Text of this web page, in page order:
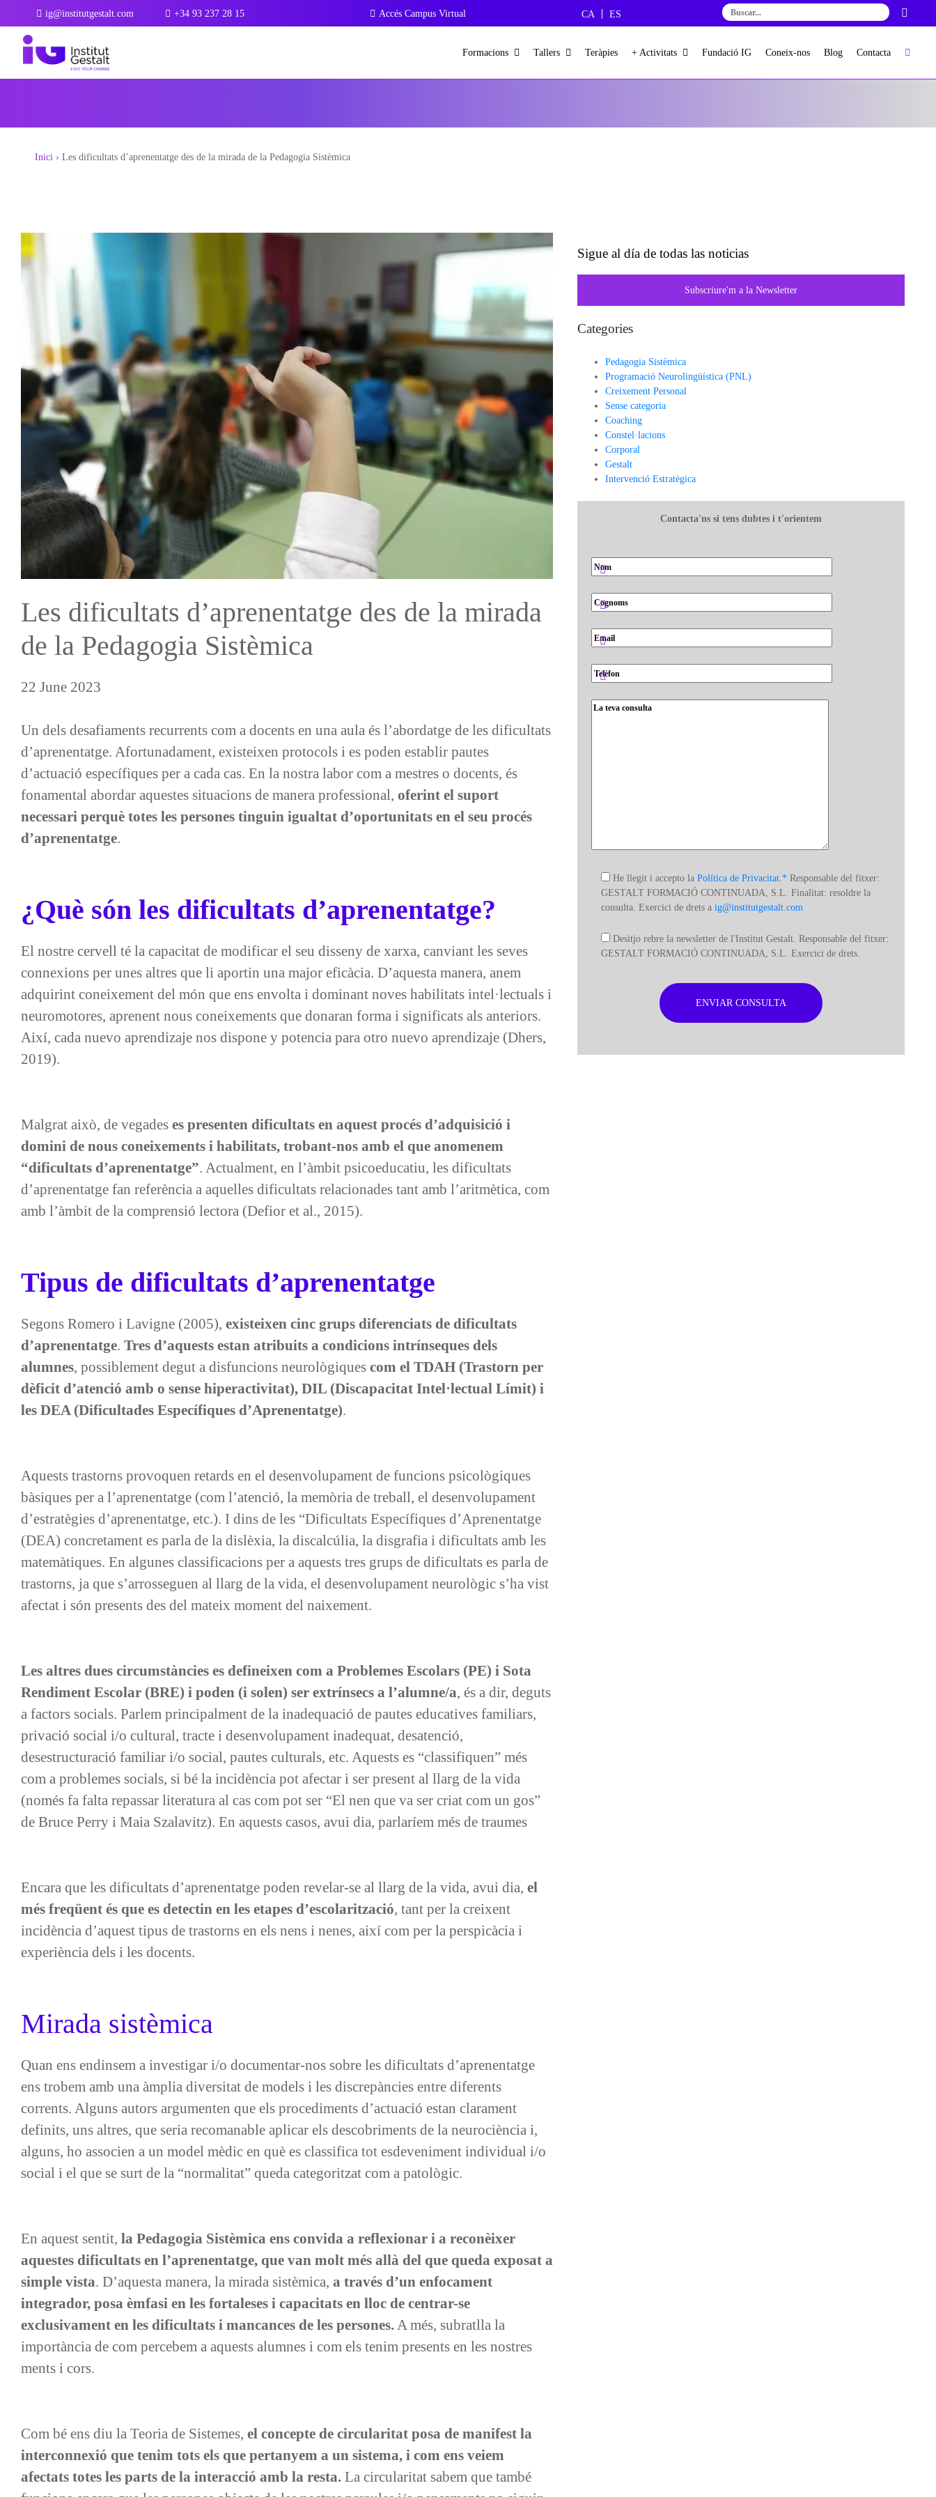
to
content
ig@institutgestalt.com +34 93 237 28 15 Accés Campus Virtual CA ES
Formacions Tallers Teràpies + Activitats Fundació IG Coneix-nos Blog Contacta
Blog
Inici › Les dificultats d’aprenentatge des de la mirada de la Pedagogia Sistèmica
Les dificultats d’aprenentatge des de la mirada
de la Pedagogia Sistèmica
22 June 2023
Un dels desafiaments recurrents com a docents en una aula és l’abordatge de les dificultats
d’aprenentatge. Afortunadament, existeixen protocols i es poden establir pautes
d’actuació específiques per a cada cas. En la nostra labor com a mestres o docents, és
fonamental abordar aquestes situacions de manera professional, oferint el suport
necessari perquè totes les persones tinguin igualtat d’oportunitats en el seu procés
d’aprenentatge.
¿Què són les dificultats d’aprenentatge?
El nostre cervell té la capacitat de modificar el seu disseny de xarxa, canviant les seves
connexions per unes altres que li aportin una major eficàcia. D’aquesta manera, anem
adquirint coneixement del món que ens envolta i dominant noves habilitats intel·lectuals i
neuromotores, aprenent nous coneixements que donaran forma i significats als anteriors.
Així, cada nuevo aprendizaje nos dispone y potencia para otro nuevo aprendizaje (Dhers,
2019).
Malgrat això, de vegades es presenten dificultats en aquest procés d’adquisició i
domini de nous coneixements i habilitats, trobant-nos amb el que anomenem
“dificultats d’aprenentatge”. Actualment, en l’àmbit psicoeducatiu, les dificultats
d’aprenentatge fan referència a aquelles dificultats relacionades tant amb l’aritmètica, com
amb l’àmbit de la comprensió lectora (Defior et al., 2015).
Tipus de dificultats d’aprenentatge
Segons Romero i Lavigne (2005), existeixen cinc grups diferenciats de dificultats
d’aprenentatge. Tres d’aquests estan atribuits a condicions intrínseques dels
alumnes, possiblement degut a disfuncions neurològiques com el TDAH (Trastorn per
dèficit d’atenció amb o sense hiperactivitat), DIL (Discapacitat Intel·lectual Límit) i
les DEA (Dificultades Específiques d’Aprenentatge).
Aquests trastorns provoquen retards en el desenvolupament de funcions psicològiques
bàsiques per a l’aprenentatge (com l’atenció, la memòria de treball, el desenvolupament
d’estratègies d’aprenentatge, etc.). I dins de les “Dificultats Específiques d’Aprenentatge
(DEA) concretament es parla de la dislèxia, la discalcúlia, la disgrafia i dificultats amb les
matemàtiques. En algunes classificacions per a aquests tres grups de dificultats es parla de
trastorns, ja que s’arrosseguen al llarg de la vida, el desenvolupament neurològic s’ha vist
afectat i són presents des del mateix moment del naixement.
Les altres dues circumstàncies es defineixen com a Problemes Escolars (PE) i Sota
Rendiment Escolar (BRE) i poden (i solen) ser extrínsecs a l’alumne/a, és a dir, deguts
a factors socials. Parlem principalment de la inadequació de pautes educatives familiars,
privació social i/o cultural, tracte i desenvolupament inadequat, desatenció,
desestructuració familiar i/o social, pautes culturals, etc. Aquests es “classifiquen” més
com a problemes socials, si bé la incidència pot afectar i ser present al llarg de la vida
(només fa falta repassar literatura al cas com pot ser “El nen que va ser criat com un gos”
de Bruce Perry i Maia Szalavitz). En aquests casos, avui dia, parlaríem més de traumes
Encara que les dificultats d’aprenentatge poden revelar-se al llarg de la vida, avui dia, el
més freqüent és que es detectin en les etapes d’escolarització, tant per la creixent
incidència d’aquest tipus de trastorns en els nens i nenes, així com per la perspicàcia i
experiència dels i les docents.
Mirada sistèmica
Quan ens endinsem a investigar i/o documentar-nos sobre les dificultats d’aprenentatge
ens trobem amb una àmplia diversitat de models i les discrepàncies entre diferents
corrents. Alguns autors argumenten que els procediments d’actuació estan clarament
definits, uns altres, que seria recomanable aplicar els descobriments de la neurociència i,
alguns, ho associen a un model mèdic en què es classifica tot esdeveniment individual i/o
social i el que se surt de la “normalitat” queda categoritzat com a patològic.
En aquest sentit, la Pedagogia Sistèmica ens convida a reflexionar i a reconèixer
aquestes dificultats en l’aprenentatge, que van molt més allà del que queda exposat a
simple vista. D’aquesta manera, la mirada sistèmica, a través d’un enfocament
integrador, posa èmfasi en les fortaleses i capacitats en lloc de centrar-se
exclusivament en les dificultats i mancances de les persones.A més, subratlla la
importància de com percebem a aquests alumnes i com els tenim presents en les nostres
ments i cors.
Com bé ens diu la Teoria de Sistemes, el concepte de circularitat posa de manifest la
interconnexió que tenim tots els que pertanyem a un sistema, i com ens veiem
afectats totes les parts de la interacció amb la resta. La circularitat sabem que també
Sigue al día de todas las noticias
Subscriure'm a la Newsletter
Categories
Pedagogia Sistèmica
Programació Neurolingüística (PNL)
Creixement Personal
Sense categoria
Coaching
Constel·lacions
Corporal
Gestalt
Intervenció Estratègica
Contacta'ns si tens dubtes i t'orientem
He llegit i accepto la Política de Privacitat.* Responsable del fitxer:
GESTALT FORMACIÓ CONTINUADA, S.L. Finalitat: resoldre la
consulta. Exercici de drets a ig@institutgestalt.com
Desitjo rebre la newsletter de l'Institut Gestalt. Responsable del fitxer:
GESTALT FORMACIÓ CONTINUADA, S.L. Exercici de drets.